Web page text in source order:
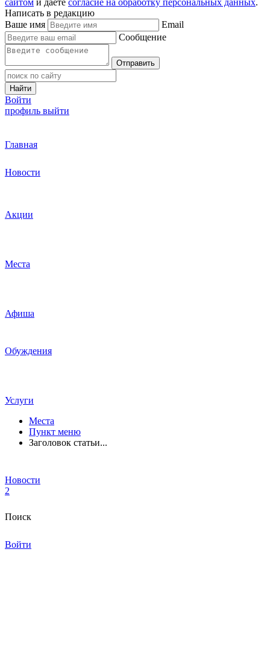
сайтом и даете согласие на обработку персональных данных.
Написать в редакцию
Ваше имя
Email
Сообщение
Отправить
Найти
Войти
профиль выйти
Главная
Новости
Акции
Места
Афиша
Обуждения
Услуги
Места
Пункт меню
Заголовок статьи...
Новости
2
Поиск
Войти